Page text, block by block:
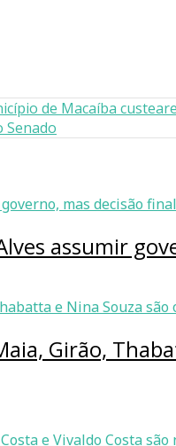
de Macaíba
Senado
assumir
Girão,